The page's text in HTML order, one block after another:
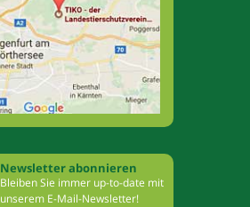
Newsletter abonnieren
Bleiben Sie immer up-to-date mit
unserem E-Mail-Newsletter!